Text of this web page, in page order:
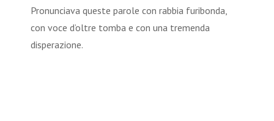
Pronunciava queste parole con rabbia furibonda,
con voce d’oltre tomba e con una tremenda
disperazione.